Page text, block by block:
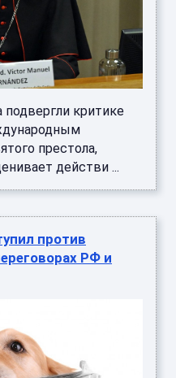
подвергли критике
престола,
действи ...
против
РФ и